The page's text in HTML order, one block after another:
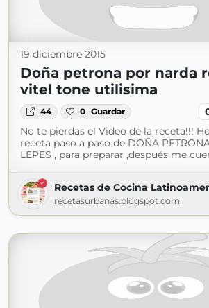
19 diciembre 2015
Doña petrona por narda
vitel tone utilisima
44 0 Guardar
No te pierdas el Video de la receta!!!
receta paso a paso de DOÑA
LEPES , para preparar ,después me
Recetas de Cocina
recetasurbanas.blogspot.com